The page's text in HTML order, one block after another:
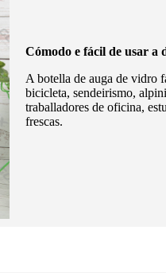
Cómodo e fácil de usar a
A botella de auga de vidro
bicicleta, sendeirismo,
traballadores de oficina,
frescas.